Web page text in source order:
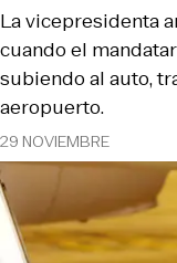
29 NOVIEMBRE
La vicepresidenta
cuando el
subiendo al auto,
aeropuerto.